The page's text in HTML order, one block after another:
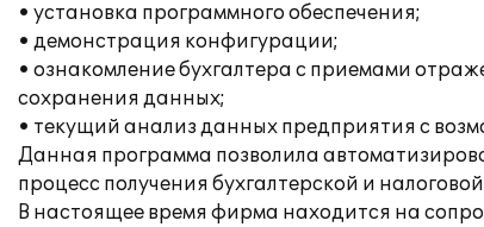
• установка программного обеспечения;
• демонстрация конфигурации;
• ознакомление бухгалтера с приемами
сохранения данных;
• текущий анализ данных предприятия с
Данная программа позволила
процесс получения бухгалтерской и
В настоящее время фирма находится на